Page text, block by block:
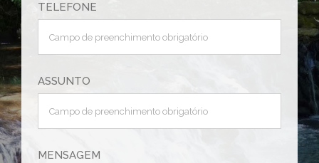
TELEFONE
ASSUNTO
MENSAGEM